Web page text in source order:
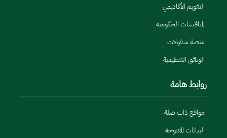
التقويم الأكاديمي
المنافسات الحكومية
منصة منقولات
الوثائق التنظيمية
روابط هامة
مواقع ذات صلة
البيانات المفتوحة